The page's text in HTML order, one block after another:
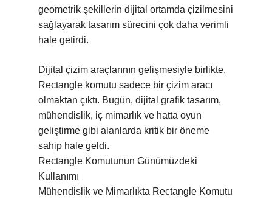
geometrik şekillerin dijital ortamda çizilmesini
sağlayarak tasarım sürecini çok daha verimli
hale getirdi.
Dijital çizim araçlarının gelişmesiyle birlikte,
Rectangle komutu sadece bir çizim aracı
olmaktan çıktı. Bugün, dijital grafik tasarım,
mühendislik, iç mimarlık ve hatta oyun
geliştirme gibi alanlarda kritik bir öneme
sahip hale geldi.
Rectangle Komutunun Günümüzdeki
Kullanımı
Mühendislik ve Mimarlıkta Rectangle Komutu